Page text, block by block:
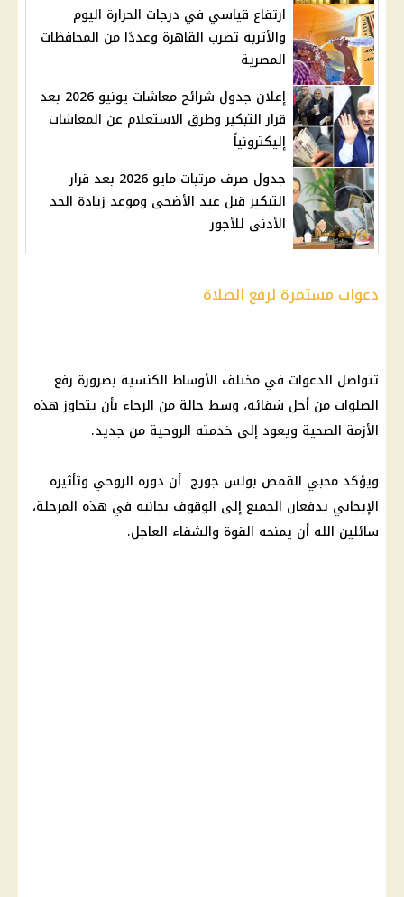
ارتفاع قياسي في درجات الحرارة اليوم
والأتربة تضرب القاهرة وعددًا من المحافظات
المصرية
إعلان جدول شرائح معاشات يونيو 2026 بعد
قرار التبكير وطرق الاستعلام عن المعاشات
إليكترونياً
جدول صرف مرتبات مايو 2026 بعد قرار
التبكير قبل عيد الأضحى وموعد زيادة الحد
الأدنى للأجور
دعوات مستمرة لرفع الصلاة
تتواصل الدعوات في مختلف الأوساط الكنسية بضرورة رفع
الصلوات من أجل شفائه، وسط حالة من الرجاء بأن يتجاوز هذه
الأزمة الصحية ويعود إلى خدمته الروحية من جديد.
ويؤكد محبي القمص بولس جورج أن دوره الروحي وتأثيره
الإيجابي يدفعان الجميع إلى الوقوف بجانبه في هذه المرحلة،
سائلين الله أن يمنحه القوة والشفاء العاجل.